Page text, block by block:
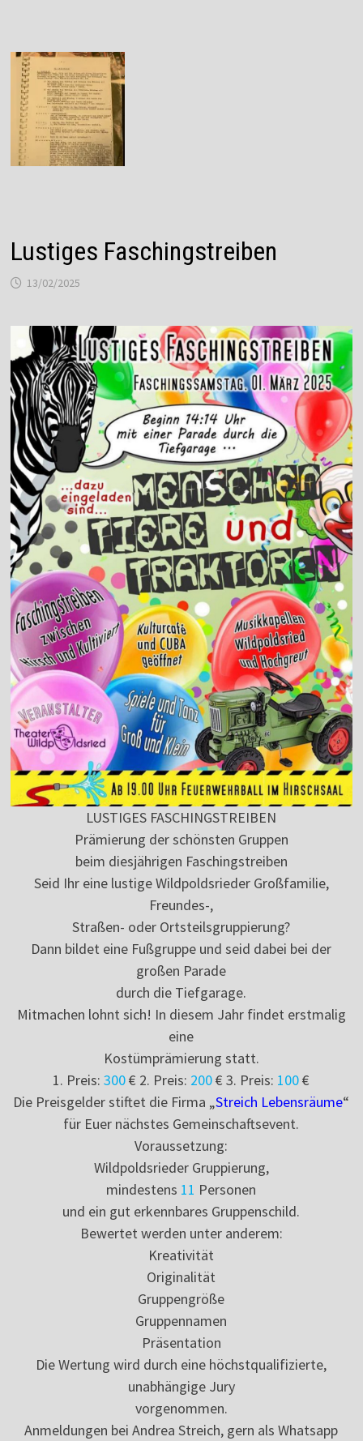
Lustiges Faschingstreiben
13/02/2025
LUSTIGES FASCHINGSTREIBEN
Prämierung der schönsten Gruppen
beim diesjährigen Faschingstreiben
Seid Ihr eine lustige Wildpoldsrieder Großfamilie,
Freundes-,
Straßen- oder Ortsteilsgruppierung?
Dann bildet eine Fußgruppe und seid dabei bei der
großen Parade
durch die Tiefgarage.
Mitmachen lohnt sich! In diesem Jahr findet erstmalig
eine
Kostümprämierung statt.
1. Preis:300€ 2. Preis: 200€ 3. Preis: 100€
Die Preisgelder stiftet die Firma „Streich Lebensräume“
für Euer nächstes Gemeinschaftsevent.
Voraussetzung:
Wildpoldsrieder Gruppierung,
mindestens 11 Personen
und ein gut erkennbares Gruppenschild.
Bewertet werden unter anderem:
Kreativität
Originalität
Gruppengröße
Gruppennamen
Präsentation
Die Wertung wird durch eine höchstqualifizierte,
unabhängige Jury
vorgenommen.
Anmeldungen bei Andrea Streich, gern als Whatsapp